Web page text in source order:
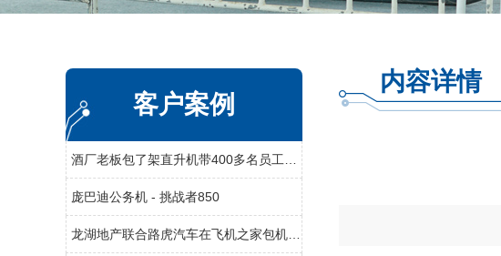
客户案例
庞巴迪公务机 - 挑战者850
内容详情